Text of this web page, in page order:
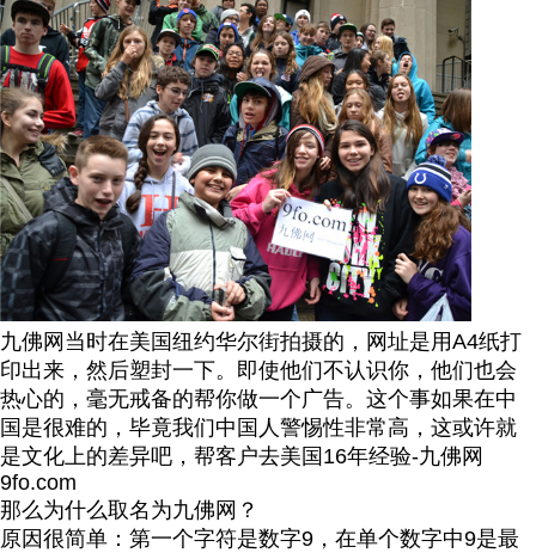
九佛网当时在美国纽约华尔街拍摄的，网址是用A4纸打
印出来，然后塑封一下。即使他们不认识你，他们也会
热心的，毫无戒备的帮你做一个广告。这个事如果在中
国是很难的，毕竟我们中国人警惕性非常高，这或许就
是文化上的差异吧，帮客户去美国16年经验-九佛网
9fo.com
那么为什么取名为九佛网？
原因很简单：第一个字符是数字9，在单个数字中9是最